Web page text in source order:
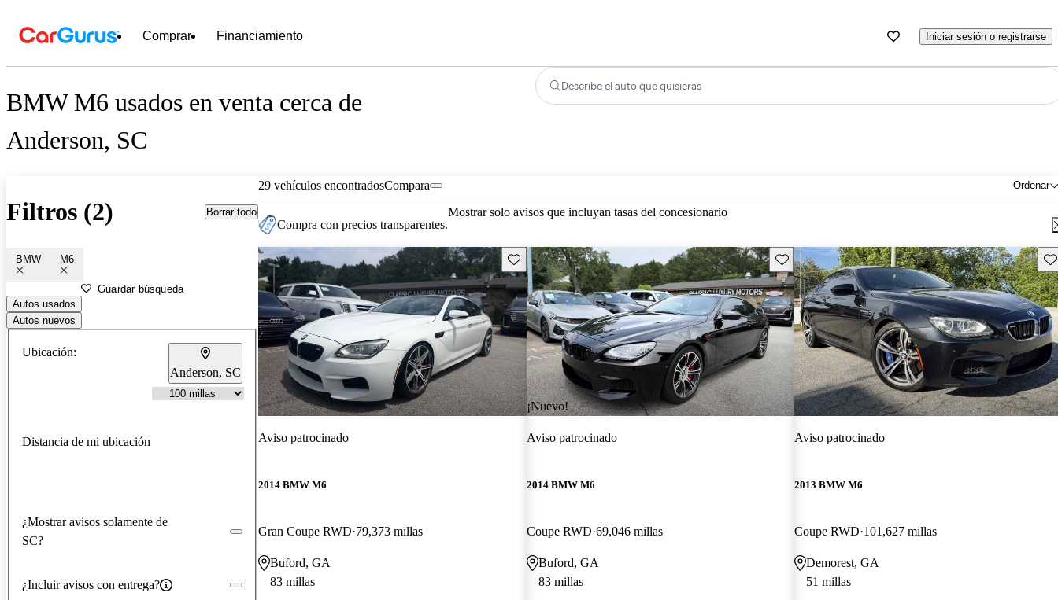
Comprar Financiamiento Iniciar sesión o registrarse
BMW M6 usados en venta cerca de
Anderson, SC
Describe el auto que quisieras
Filtros (2) Borrar todo
BMW M6
Guardar búsqueda
Autos usados
Autos nuevos
Ubicación:
Anderson, SC
Distancia de mi ubicación
¿Mostrar avisos solamente de
SC?
¿Incluir avisos con entrega?
29 vehículos encontrados Ordenar
Compara
Compra con precios transparentes.
Mostrar solo avisos que incluyan tasas del concesionario
Guarda este Aviso
Aviso patrocinado
2014 BMW M6
Gran Coupe RWD 79,373 millas
Buford, GA
83 millas
¡Nuevo!
Guarda este Aviso
Aviso patrocinado
2014 BMW M6
Coupe RWD 69,046 millas
Buford, GA
83 millas
Aviso patrocinado
2013 BMW M6
Coupe RWD 101,627 millas
Demorest, GA
51 millas